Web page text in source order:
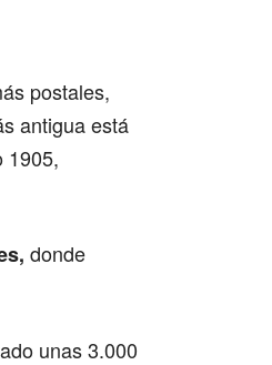
postales,
antigua está
1905,
donde
unas 3.000